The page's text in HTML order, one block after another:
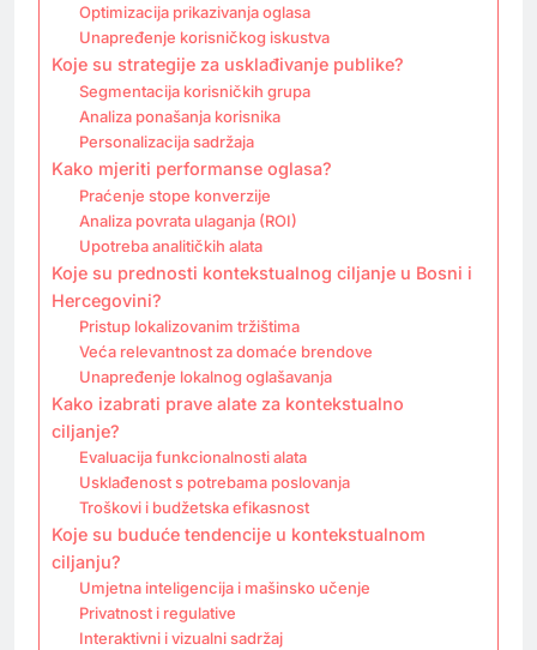
Optimizacija prikazivanja oglasa
Unapređenje korisničkog iskustva
Koje su strategije za usklađivanje publike?
Segmentacija korisničkih grupa
Analiza ponašanja korisnika
Personalizacija sadržaja
Kako mjeriti performanse oglasa?
Praćenje stope konverzije
Analiza povrata ulaganja (ROI)
Upotreba analitičkih alata
Koje su prednosti kontekstualnog ciljanje u Bosni i
Hercegovini?
Pristup lokalizovanim tržištima
Veća relevantnost za domaće brendove
Unapređenje lokalnog oglašavanja
Kako izabrati prave alate za kontekstualno
ciljanje?
Evaluacija funkcionalnosti alata
Usklađenost s potrebama poslovanja
Troškovi i budžetska efikasnost
Koje su buduće tendencije u kontekstualnom
ciljanju?
Umjetna inteligencija i mašinsko učenje
Privatnost i regulative
Interaktivni i vizualni sadržaj